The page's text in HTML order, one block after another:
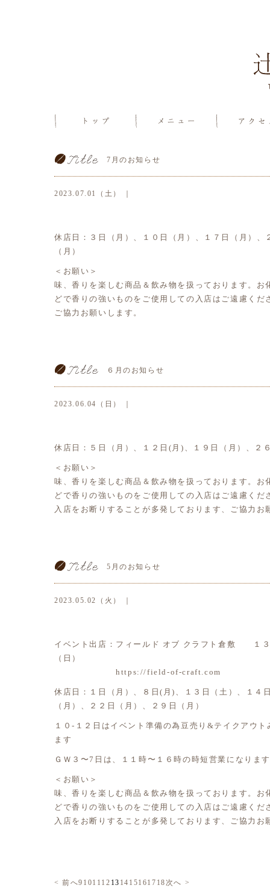
7月のお知らせ
2023.07.01（土） ｜
休店日：３日（月）、１０日（月）、１７日（月）、
（月）
＜お願い＞
味、香りを楽しむ商品＆飲み物を扱っております。お
どで香りの強いものをご使用しての入店はご遠慮くだ
ご協力お願いします。
６月のお知らせ
2023.06.04（日） ｜
休店日：５日（月）、１２日(月)、１９日（月）、２
＜お願い＞
味、香りを楽しむ商品＆飲み物を扱っております。お
どで香りの強いものをご使用しての入店はご遠慮くだ
入店をお断りすることが多発しております、ご協力お
5月のお知らせ
2023.05.02（火） ｜
イベント出店：フィールド オブ クラフト倉敷 １３
（日）
https://field-of-craft.com
休店日：１日（月）、８日(月)、１３日（土）、１４
（月）、２２日（月）、２９日（月）
１０-１２日はイベント準備の為豆売り&テイクアウ
ます
ＧＷ３〜7日は、１１時〜１６時の時短営業になります
＜お願い＞
味、香りを楽しむ商品＆飲み物を扱っております。お
どで香りの強いものをご使用しての入店はご遠慮くだ
入店をお断りすることが多発しております、ご協力お
< 前へ9 1011 12 13 14 151617 18 次へ >